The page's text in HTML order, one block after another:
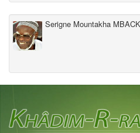
Serigne Mountakha